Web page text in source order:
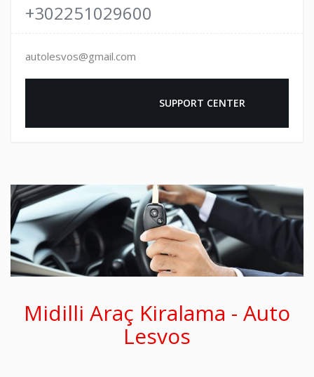
+302251029600
autolesvos@gmail.com
Midilli Araç Kiralama - Auto
Lesvos